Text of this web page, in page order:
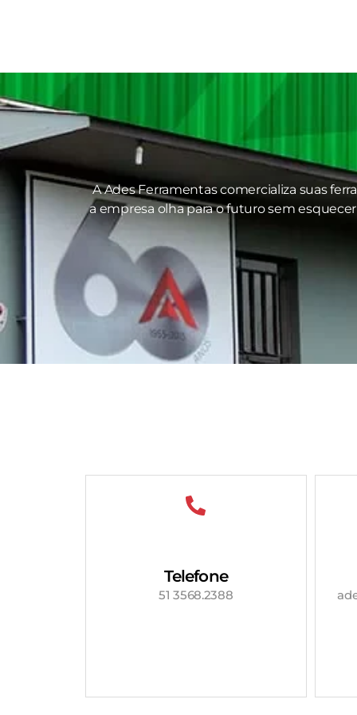
A Ades Ferramentas comercializa suas
a empresa olha para o futuro sem
Telefone
51 3568.2388